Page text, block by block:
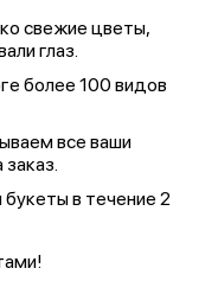
свежие цветы,
глаз.
более 100 видов
все ваши
в течение 2